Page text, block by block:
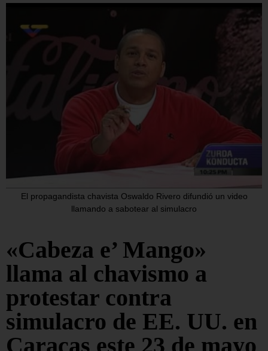
El propagandista chavista Oswaldo Rivero difundió un video
llamando a sabotear al simulacro
«Cabeza e’ Mango»
llama al chavismo a
protestar contra
simulacro de EE. UU. en
Caracas este 23 de mayo